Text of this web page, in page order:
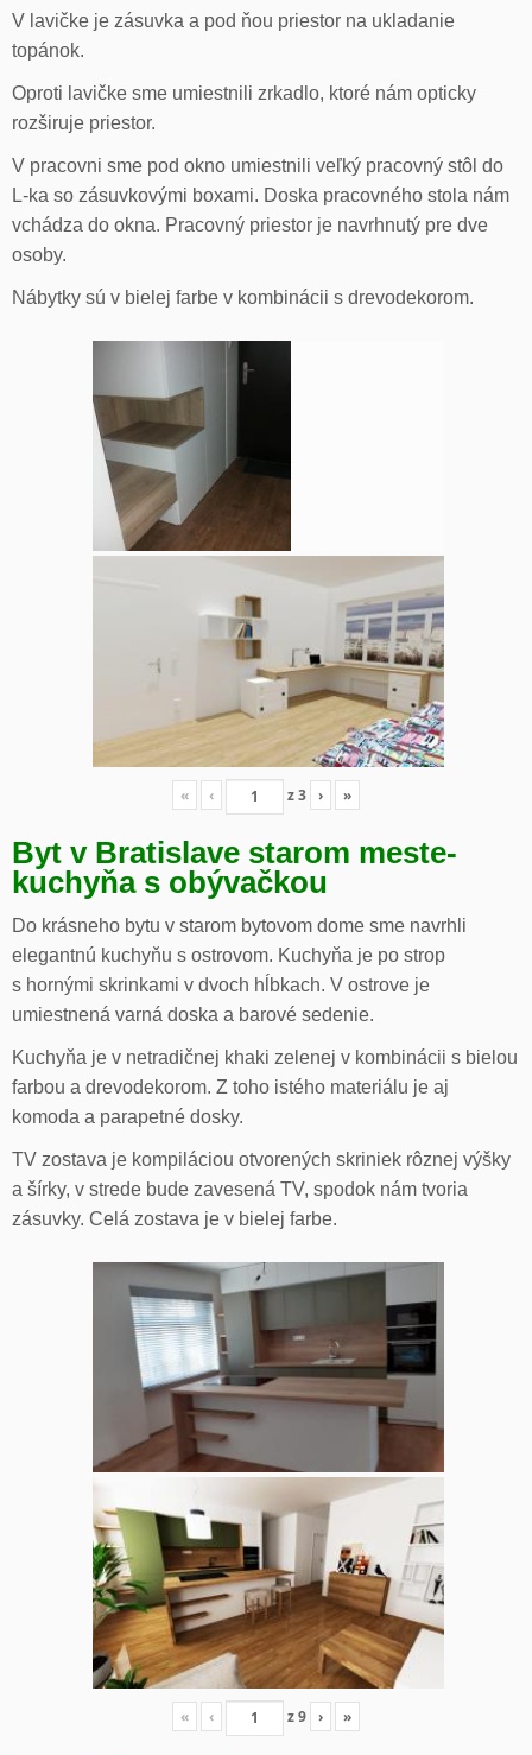
V lavičke je zásuvka a pod ňou priestor na ukladanie
topánok.
Oproti lavičke sme umiestnili zrkadlo, ktoré nám opticky
rozširuje priestor.
V pracovni sme pod okno umiestnili veľký pracovný stôl do
L-ka so zásuvkovými boxami. Doska pracovného stola nám
vchádza do okna. Pracovný priestor je navrhnutý pre dve
osoby.
Nábytky sú v bielej farbe v kombinácii s drevodekorom.
« ‹ z3 › »
Byt v Bratislave starom meste-
kuchyňa s obývačkou
Do krásneho bytu v starom bytovom dome sme navrhli
elegantnú kuchyňu s ostrovom. Kuchyňa je po strop
s hornými skrinkami v dvoch hĺbkach. V ostrove je
umiestnená varná doska a barové sedenie.
Kuchyňa je v netradičnej khaki zelenej v kombinácii s bielou
farbou a drevodekorom. Z toho istého materiálu je aj
komoda a parapetné dosky.
TV zostava je kompiláciou otvorených skriniek rôznej výšky
a šírky, v strede bude zavesená TV, spodok nám tvoria
zásuvky. Celá zostava je v bielej farbe.
« ‹ z9 › »